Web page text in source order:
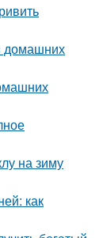
домашних
на зиму
как